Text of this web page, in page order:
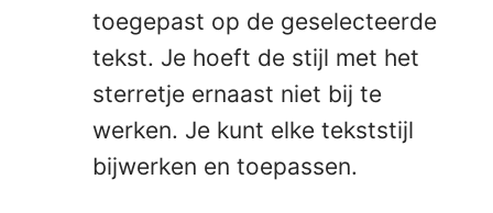
toegepast op de geselecteerde
tekst. Je hoeft de stijl met het
sterretje ernaast niet bij te
werken. Je kunt elke tekststijl
bijwerken en toepassen.